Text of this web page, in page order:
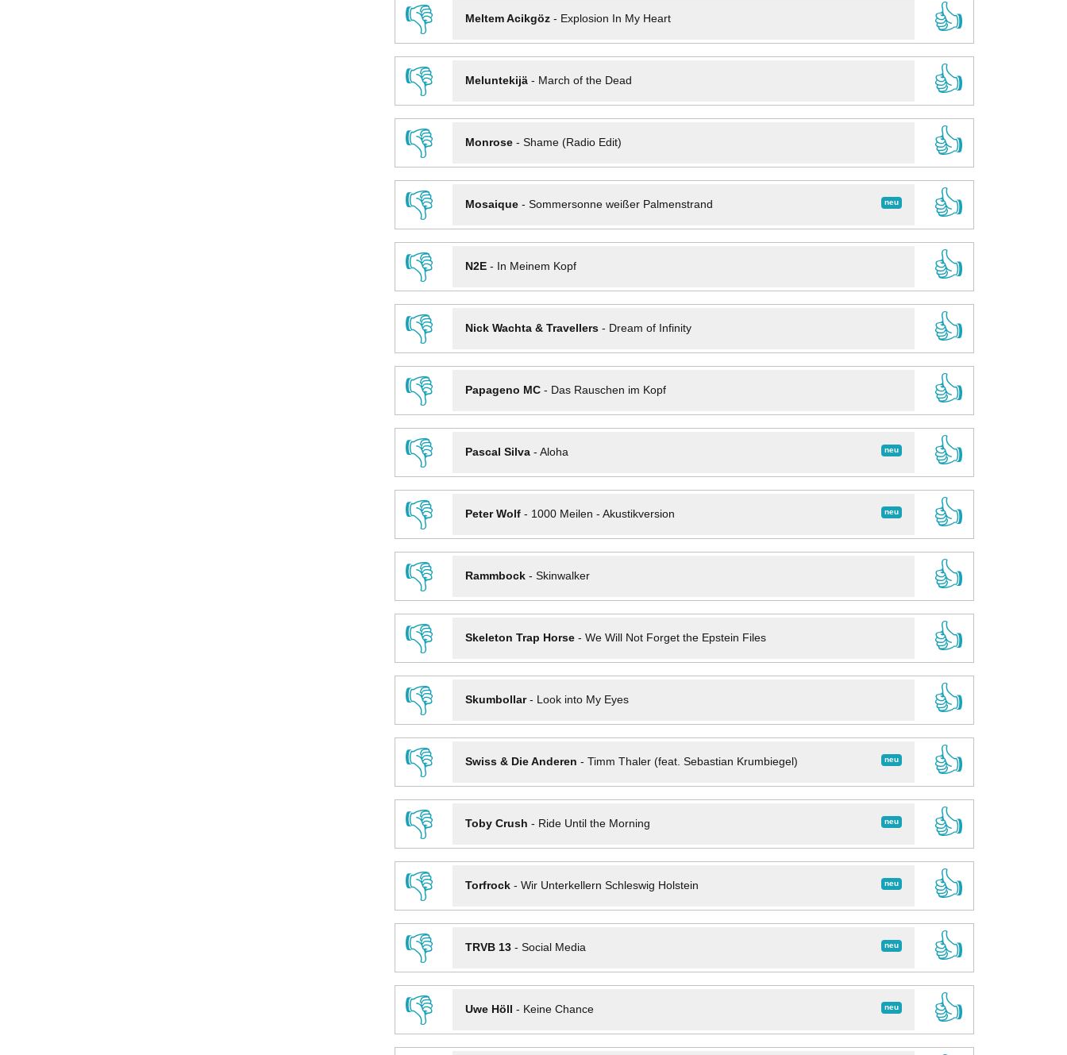
👎
Meltem Acikgöz- Explosion In My Heart
👍
👎
Meluntekijä- March of the Dead
👍
👎
Monrose- Shame (Radio Edit)
👍
👎
neu
Mosaique- Sommersonne weißer Palmenstrand
👍
👎
N2E- In Meinem Kopf
👍
👎
Nick Wachta & Travellers- Dream of Infinity
👍
👎
Papageno MC- Das Rauschen im Kopf
👍
👎
neu
Pascal Silva- Aloha
👍
👎
neu
Peter Wolf- 1000 Meilen - Akustikversion
👍
👎
Rammbock- Skinwalker
👍
👎
Skeleton Trap Horse- We Will Not Forget the Epstein Files
👍
👎
Skumbollar- Look into My Eyes
👍
👎
neu
Swiss & Die Anderen - Timm Thaler (feat. Sebastian Krumbiegel)
👍
👎
neu
Toby Crush - Ride Until the Morning
👍
👎
neu
Torfrock- Wir Unterkellern Schleswig Holstein
👍
👎
neu
TRVB 13- Social Media
👍
👎
neu
Uwe Höll - Keine Chance
👍